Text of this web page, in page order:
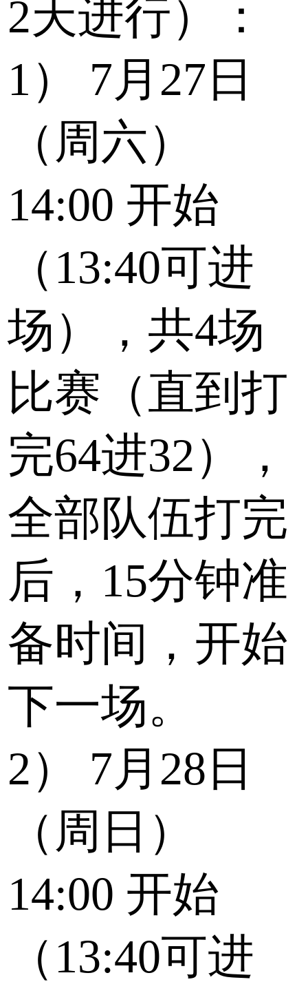
2天进行）：
1） 7月27日
（周六）
14:00 开始
（13:40可进
场），共4场
比赛（直到打
完64进32），
全部队伍打完
后，15分钟准
备时间，开始
下一场。
2） 7月28日
（周日）
14:00 开始
（13:40可进